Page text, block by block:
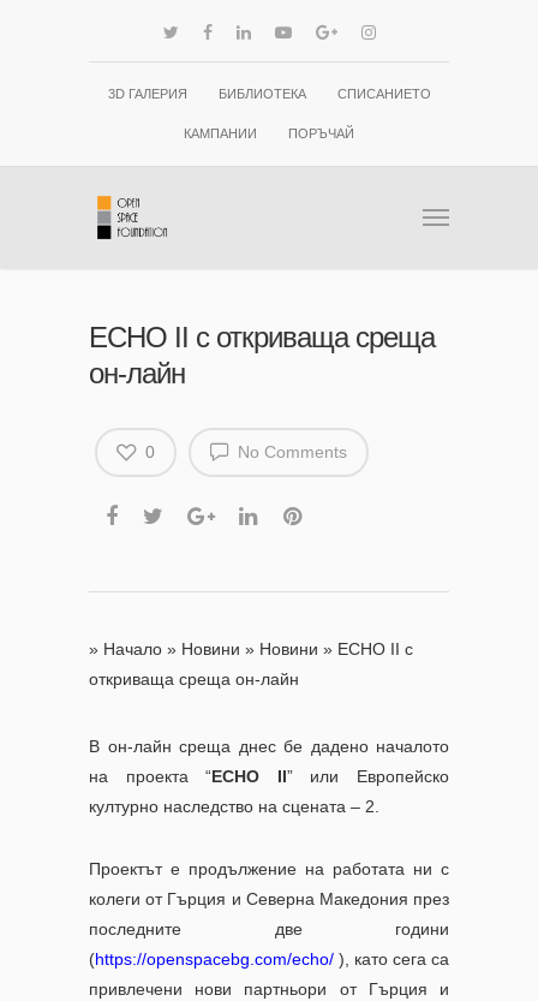
3D ГАЛЕРИЯ БИБЛИОТЕКА СПИСАНИЕТО
КАМПАНИИ ПОРЪЧАЙ
ECHO II с откриваща среща
он-лайн
No Comments
0
» Начало » Новини » Новини » ECHO II с
откриваща среща он-лайн
В он-лайн среща днес бе дадено началото
на проекта “ECHO II” или Европейско
културно наследство на сцената – 2.
Проектът е продължение на работата ни с
колеги от Гърция и Северна Македония през
последните две години
(https://openspacebg.com/echo/ ), като сега са
привлечени нови партньори от Гърция и